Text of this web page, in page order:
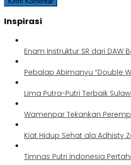
Inspirasi
Enam Instruktur SR dari DAW
Pebalap Abimanyu “Double
Lima Putra-Putri Terbaik
Wamenpar Tekankan
Kiat Hidup Sehat ala Adhisty
Timnas Putri Indonesia